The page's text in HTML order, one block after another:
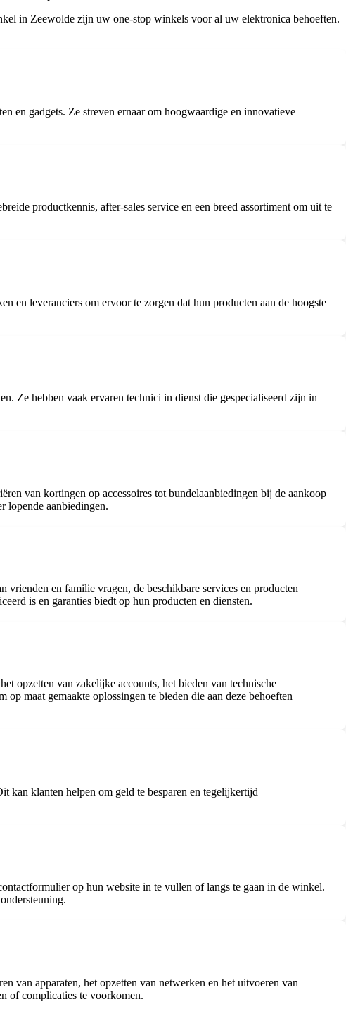
in Zeewolde zijn uw one-stop winkels voor al uw elektronica behoeften.
en gadgets. Ze streven ernaar om hoogwaardige en innovatieve
productkennis, after-sales service en een breed assortiment om uit te
en leveranciers om ervoor te zorgen dat hun producten aan de hoogste
Ze hebben vaak ervaren technici in dienst die gespecialiseerd zijn in
van kortingen op accessoires tot bundelaanbiedingen bij de aankoop
lopende aanbiedingen.
en familie vragen, de beschikbare services en producten
is en garanties biedt op hun producten en diensten.
opzetten van zakelijke accounts, het bieden van technische
maat gemaakte oplossingen te bieden die aan deze behoeften
kan klanten helpen om geld te besparen en tegelijkertijd
op hun website in te vullen of langs te gaan in de winkel.
van apparaten, het opzetten van netwerken en het uitvoeren van
of complicaties te voorkomen.